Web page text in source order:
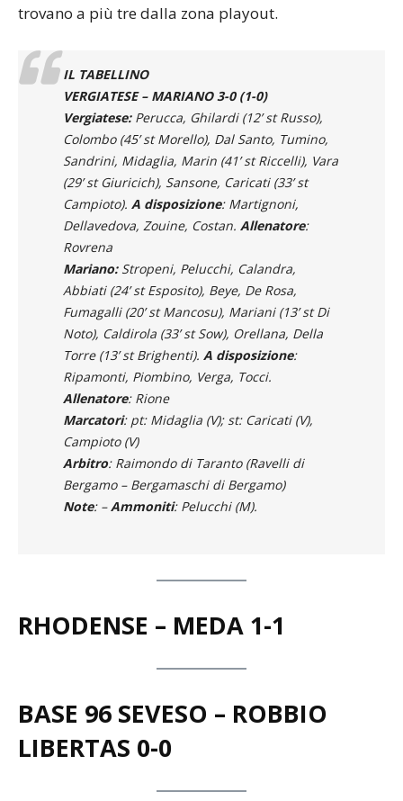
VERGIATESE – MARIANO 3-0 (1-0)
Vergiatese:Perucca, Ghilardi (12’ st Russo),
Colombo (45’ st Morello), Dal Santo, Tumino,
Sandrini, Midaglia, Marin (41’ st Riccelli), Vara
(29’ st Giuricich), Sansone, Caricati (33’ st
Campioto).A disposizione : Martignoni,
Dellavedova, Zouine, Costan.Allenatore
Rovrena
Mariano:
Abbiati (24’ st Esposito), Beye, De Rosa,
Fumagalli (20’ st Mancosu), Mariani (13’ st Di
Noto), Caldirola (33’ st Sow), Orellana, Della
Torre (13’ st Brighenti).A disposizione :
Ripamonti, Piombino, Verga, Tocci.
Allenatore : Rione
Marcatori: pt: Midaglia (V); st: Caricati (V),
Campioto (V)
Arbitro: Raimondo di Taranto (Ravelli di
Bergamo – Bergamaschi di Bergamo)
Note: –Ammoniti: Pelucchi (M).
LIBERTAS 0-0